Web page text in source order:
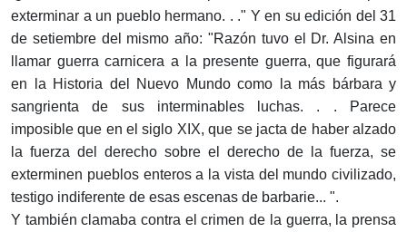
exterminar a un pueblo hermano. . ." Y en su edición del 31
de setiembre del mismo año: "Razón tuvo el Dr. Alsina en
llamar guerra carnicera a la presente guerra, que figurará
en la Historia del Nuevo Mundo como la más bárbara y
sangrienta de sus interminables luchas. . . Parece
imposible que en el siglo XIX, que se jacta de haber alzado
la fuerza del derecho sobre el derecho de la fuerza, se
exterminen pueblos enteros a la vista del mundo civilizado,
testigo indiferente de esas escenas de barbarie... ".
Y también clamaba contra el crimen de la guerra, la prensa